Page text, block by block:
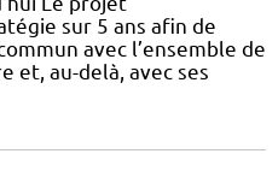
sur 5 ans afin de
avec l’ensemble de
et, au-delà, avec ses